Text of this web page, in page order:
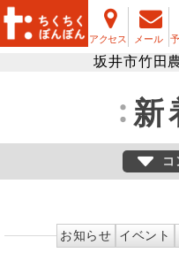
アクセス メール
坂井市竹田
新
コ
お知らせ イベント